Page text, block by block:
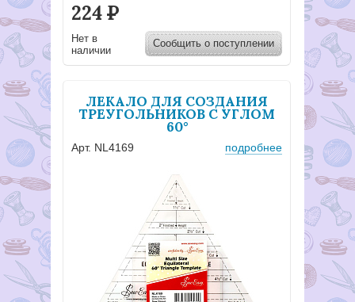
224Р
Нет в
наличии
Сообщить о поступлении
ЛЕКАЛО ДЛЯ СОЗДАНИЯ
ТРЕУГОЛЬНИКОВ С УГЛОМ
60°
Арт. NL4169 подробнее